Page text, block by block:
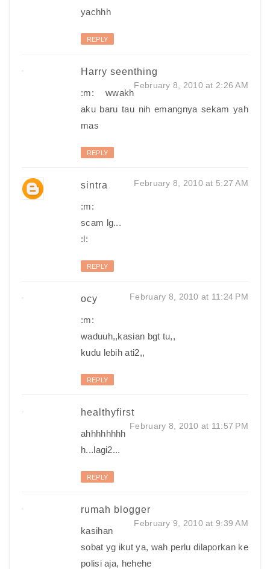
yachhh
REPLY
Harry seenthing
February 8, 2010 at 2:26 AM
:m: wwakh
aku baru tau nih emangnya sekam yah
mas
REPLY
sintra February 8, 2010 at 5:27 AM
:m:
scam lg...
:l:
REPLY
ocy February 8, 2010 at 11:24 PM
:m:
waduuh,,kasian bgt tu,,
kudu lebih ati2,,
REPLY
healthyfirst
February 8, 2010 at 11:57 PM
ahhhhhhhh
h...lagi2...
REPLY
rumah blogger
February 9, 2010 at 9:39 AM
kasihan
sobat yg ikut ya, wah perlu dilaporkan ke
polisi aja, hehehe